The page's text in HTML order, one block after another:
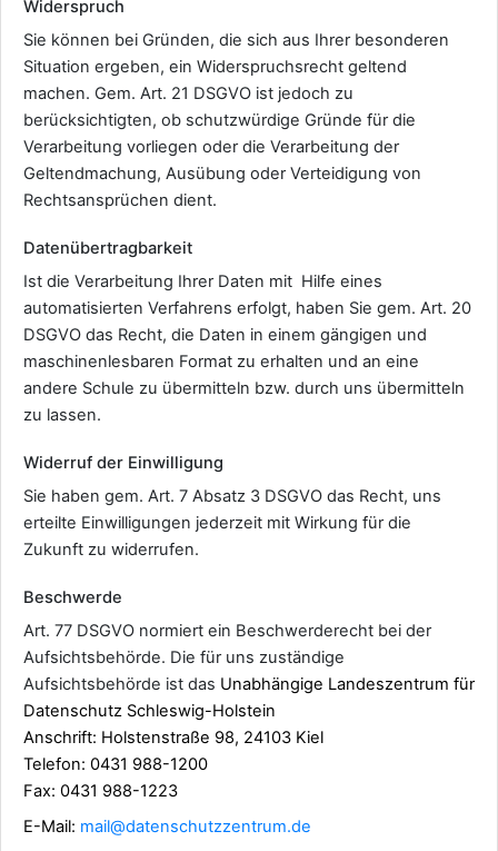
Widerspruch
Sie können bei Gründen, die sich aus Ihrer besonderen
Situation ergeben, ein Widerspruchsrecht geltend
machen. Gem. Art. 21 DSGVO ist jedoch zu
berücksichtigten, ob schutzwürdige Gründe für die
Verarbeitung vorliegen oder die Verarbeitung der
Geltendmachung, Ausübung oder Verteidigung von
Rechtsansprüchen dient.
Datenübertragbarkeit
Ist die Verarbeitung Ihrer Daten mit Hilfe eines
automatisierten Verfahrens erfolgt, haben Sie gem. Art. 20
DSGVO das Recht, die Daten in einem gängigen und
maschinenlesbaren Format zu erhalten und an eine
andere Schule zu übermitteln bzw. durch uns übermitteln
zu lassen.
Widerruf der Einwilligung
Sie haben gem. Art. 7 Absatz 3 DSGVO das Recht, uns
erteilte Einwilligungen jederzeit mit Wirkung für die
Zukunft zu widerrufen.
Beschwerde
Art. 77 DSGVO normiert ein Beschwerderecht bei der
Aufsichtsbehörde. Die für uns zuständige
Aufsichtsbehörde ist das Unabhängige Landeszentrum für
Datenschutz Schleswig-Holstein
Anschrift: Holstenstraße 98, 24103 Kiel
Telefon: 0431 988-1200
Fax: 0431 988-1223
E-Mail: mail@datenschutzzentrum.de